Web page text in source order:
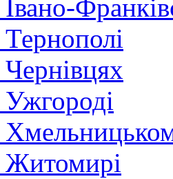
Житомирі